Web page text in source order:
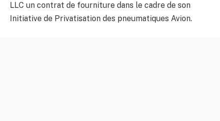
LLC un contrat de fourniture dans le cadre de son
Initiative de Privatisation des pneumatiques Avion.